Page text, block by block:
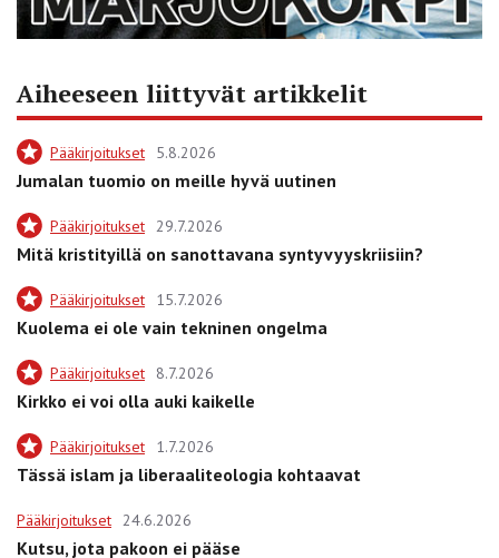
Aiheeseen liittyvät artikkelit
Pääkirjoitukset 5.8.2026
Jumalan tuomio on meille hyvä uutinen
Pääkirjoitukset 29.7.2026
Mitä kristityillä on sanottavana syntyvyyskriisiin?
Pääkirjoitukset 15.7.2026
Kuolema ei ole vain tekninen ongelma
Pääkirjoitukset 8.7.2026
Kirkko ei voi olla auki kaikelle
Pääkirjoitukset 1.7.2026
Tässä islam ja liberaaliteologia kohtaavat
Pääkirjoitukset 24.6.2026
Kutsu, jota pakoon ei pääse